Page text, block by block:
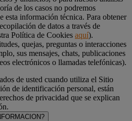
de los casos no podremos
esta información técnica. Para obtener
de datos a través de
Política de Cookies aquí).
quejas, preguntas o interacciones
sus mensajes, chats, publicaciones
electrónicos o llamadas telefónicas).
de usted cuando utiliza el Sitio
de identificación personal, están
de privacidad que se explican